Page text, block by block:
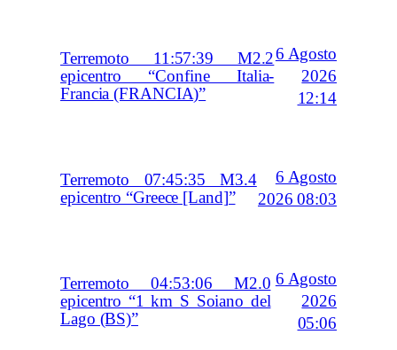
Terremoto 11:57:39 M2.2
epicentro “Confine Italia-
Francia (FRANCIA)”
6 Agosto
2026
12:14
Terremoto 07:45:35 M3.4
epicentro “Greece [Land]”
6 Agosto
2026 08:03
Terremoto 04:53:06 M2.0
epicentro “1 km S Soiano del
Lago (BS)”
6 Agosto
2026
05:06